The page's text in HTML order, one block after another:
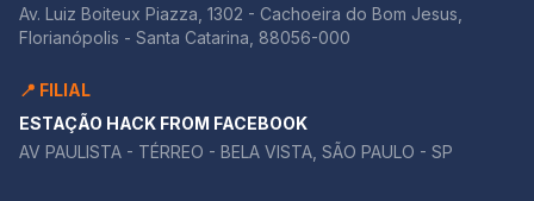
Av. Luiz Boiteux Piazza, 1302 - Cachoeira do Bom Jesus,
Florianópolis - Santa Catarina, 88056-000
📍 FILIAL
ESTAÇÃO HACK FROM FACEBOOK
AV PAULISTA - TÉRREO - BELA VISTA, SÃO PAULO - SP